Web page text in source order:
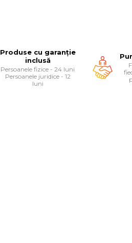
Produse cu garanție
inclusă
Persoanele fizice - 24 luni
Persoanele juridice - 12
luni